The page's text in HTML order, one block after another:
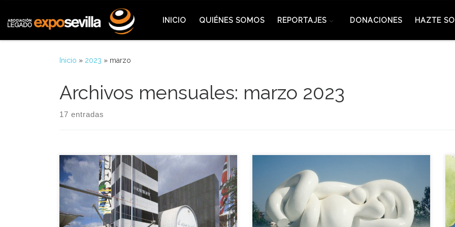
INICIO QUIÉNES SOMOS REPORTAJES DONACIONES HAZTE
Inicio » 2023 » marzo
Archivos mensuales: marzo 2023
17 entradas
El proyecto del pabellón de Noruega fue
presentado aquella jornada de 1990 en Sevilla por
parte del comisario de este país, Haakon W.
Freihow, un pabellón que tuvo como tema central
el agua, elemento básico de la historia y de la vida
Aquella jornada finalizaba la instalación junto al
auditorio de la Expo la escultura de Miguel
Berrocal <<Doña Elvira>>, una figura multiforme
que representa a una mujer recostada. La obra se
apoya en una base que estuvo rodeada durante la